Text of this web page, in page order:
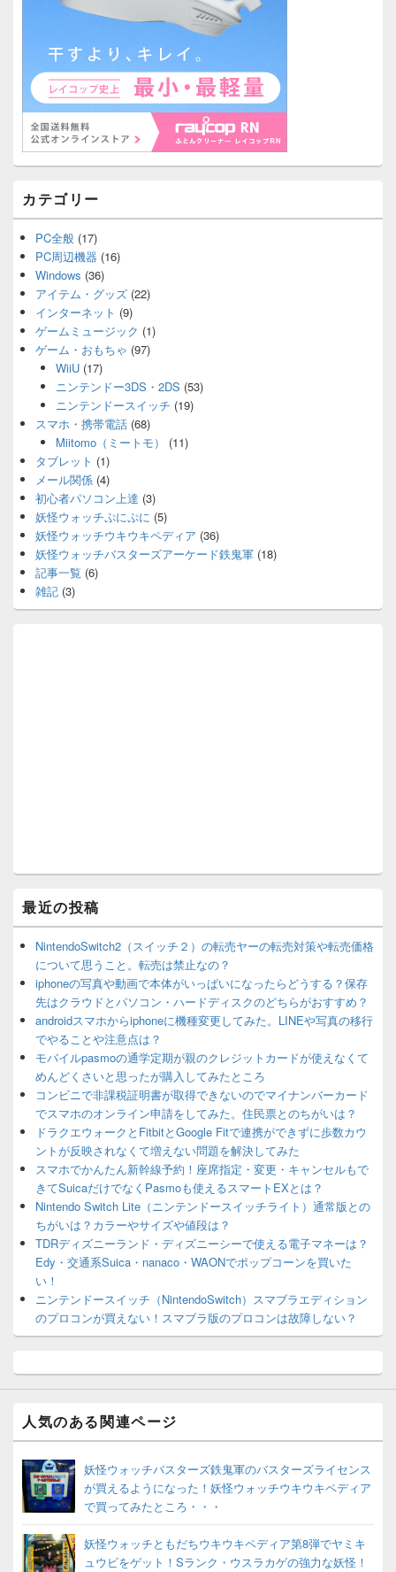
カテゴリー
PC全般 (17)
PC周辺機器 (16)
Windows (36)
アイテム・グッズ (22)
インターネット (9)
ゲームミュージック (1)
ゲーム・おもちゃ (97)
WiiU(17)
ニンテンドー3DS・2DS (53)
ニンテンドースイッチ (19)
スマホ・携帯電話 (68)
Miitomo（ミートモ）
(11)
タブレット (1)
メール関係 (4)
初心者パソコン上達 (3)
妖怪ウォッチぷにぷに (5)
妖怪ウォッチウキウキペディア (36)
妖怪ウォッチバスターズアーケード鉄鬼軍 (18)
記事一覧 (6)
雑記 (3)
最近の投稿
NintendoSwitch2（スイッチ２）の転売ヤーの転売対策や転売価格
について思うこと。転売は禁止なの？
iphoneの写真や動画で本体がいっぱいになったらどうする？保存
先はクラウドとパソコン・ハードディスクのどちらがおすすめ？
androidスマホからiphoneに機種変更してみた。LINEや写真の移行
でやることや注意点は？
モバイルpasmoの通学定期が親のクレジットカードが使えなくて
めんどくさいと思ったが購入してみたところ
コンビニで非課税証明書が取得できないのでマイナンバーカード
でスマホのオンライン申請をしてみた。住民票とのちがいは？
ドラクエウォークとFitbitとGoogle Fitで連携ができずに歩数カウ
ントが反映されなくて増えない問題を解決してみた
スマホでかんたん新幹線予約！座席指定・変更・キャンセルもで
きてSuicaだけでなくPasmoも使えるスマートEXとは？
Nintendo Switch Lite（ニンテンドースイッチライト）通常版との
ちがいは？カラーやサイズや値段は？
TDRディズニーランド・ディズニーシーで使える電子マネーは？
Edy・交通系Suica・nanaco・WAONでポップコーンを買いた
い！
ニンテンドースイッチ（NintendoSwitch）スマブラエディション
のプロコンが買えない！スマブラ版のプロコンは故障しない？
人気のある関連ページ
妖怪ウォッチバスターズ鉄鬼軍のバスターズライセンス
が買えるようになった！妖怪ウォッチウキウキペディア
で買ってみたところ・・・
妖怪ウォッチともだちウキウキペディア第8弾でヤミキ
ュウビをゲット！Sランク・ウスラカゲの強力な妖怪！